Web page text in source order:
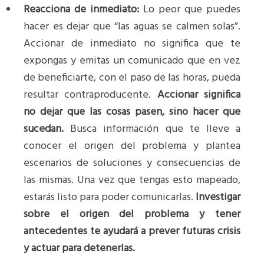
Reacciona de inmediato: Lo peor que puedes
hacer es dejar que “las aguas se calmen solas”.
Accionar de inmediato no significa que te
expongas y emitas un comunicado que en vez
de beneficiarte, con el paso de las horas, pueda
resultar contraproducente. Accionar significa
no dejar que las cosas pasen, sino hacer que
sucedan. Busca información que te lleve a
conocer el origen del problema y plantea
escenarios de soluciones y consecuencias de
las mismas. Una vez que tengas esto mapeado,
estarás listo para poder comunicarlas. Investigar
sobre el origen del problema y tener
antecedentes te ayudará a prever futuras crisis
y actuar para detenerlas.